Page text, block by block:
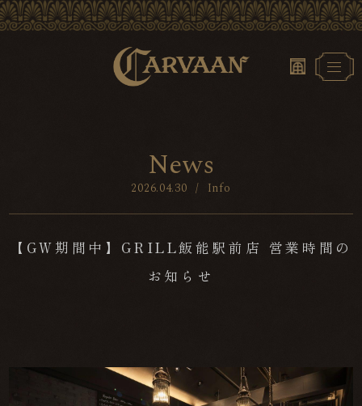
News
2026.04.30 / Info
【GW期間中】GRILL飯能駅前店 営業時間の
お知らせ